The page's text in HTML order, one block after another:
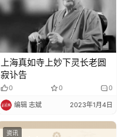
上海真如寺上妙下灵长老圆
寂讣告
0 0 0
编辑 志斌 2023年1月4日
资讯